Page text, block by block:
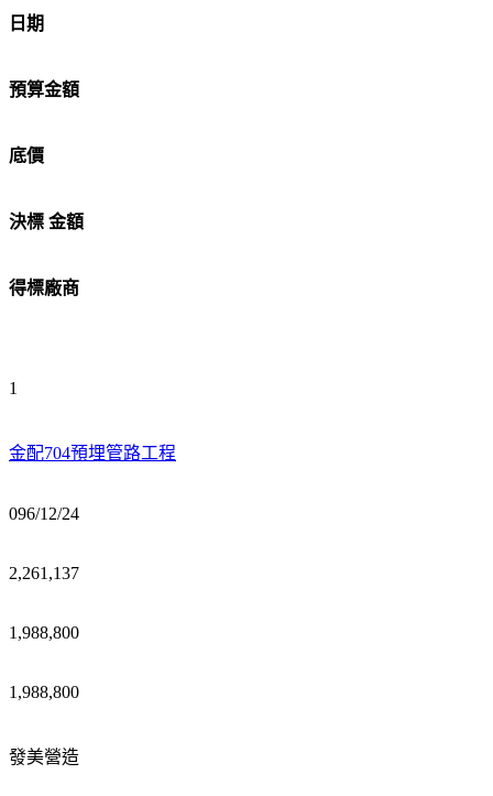
日期
預算金額
底價
決標 金額
得標廠商
1
金配704預埋管路工程
096/12/24
2,261,137
1,988,800
1,988,800
發美營造